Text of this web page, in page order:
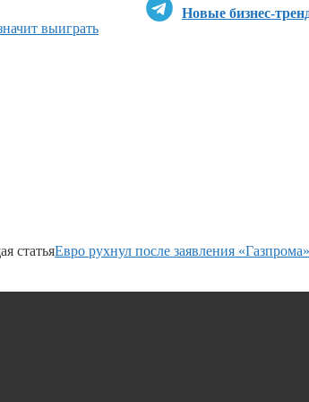
Новые бизнес-
выиграть
статьяЕвро рухнул после заявления «Газпрома»